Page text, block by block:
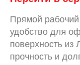
Прямой
удобство для
поверхность
прочность и